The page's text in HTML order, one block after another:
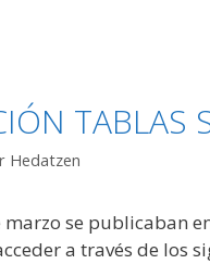
TABLAS
Hedatzen
se publicaban
a través de los